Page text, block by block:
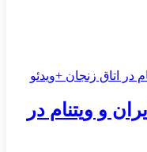
و ویتنام در